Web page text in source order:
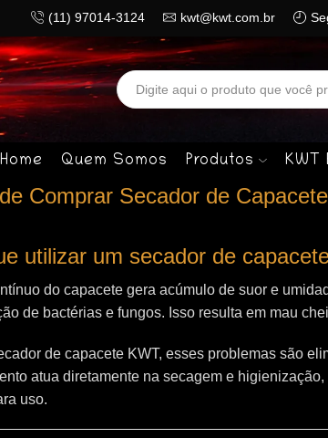
(11) 97014-3124 kwt@kwt.com.br
Home Quem Somos Produtos KWT
Comprar Secador de
utilizar um secador de
do capacete gera acúmulo de suor e
de bactérias e fungos. Isso resulta em mau
de capacete KWT, esses problemas são
atua diretamente na secagem e
uso.